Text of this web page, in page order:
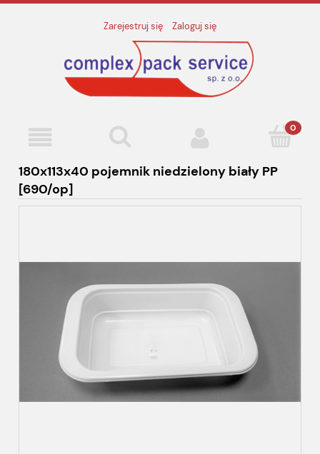
Zarejestruj się Zaloguj się
180x113x40 pojemnik niedzielony biały PP
[690/op]